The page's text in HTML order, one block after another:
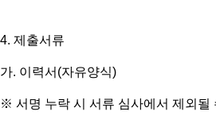
4. 제출서류
가. 이력서 (자유양식)
※ 서명 누락 시 서류 심사에서 제외될